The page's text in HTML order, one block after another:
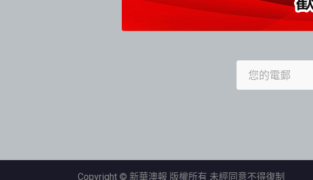
Copyright © 新華澳報 版權所有 未經同意不得復制